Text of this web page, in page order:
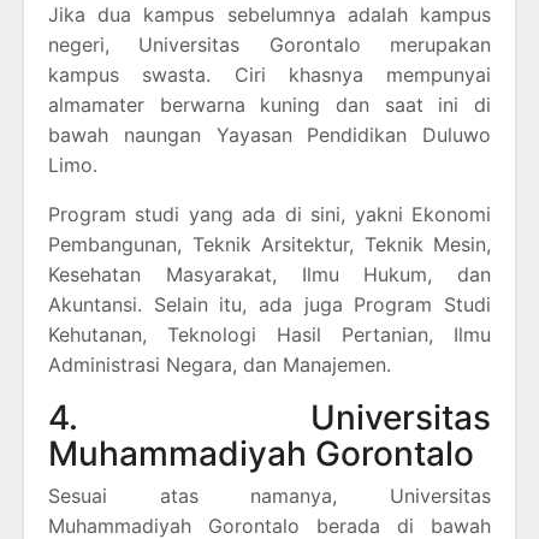
Jika dua kampus sebelumnya adalah kampus
negeri, Universitas Gorontalo merupakan
kampus swasta. Ciri khasnya mempunyai
almamater berwarna kuning dan saat ini di
bawah naungan Yayasan Pendidikan Duluwo
Limo.
Program studi yang ada di sini, yakni Ekonomi
Pembangunan, Teknik Arsitektur, Teknik Mesin,
Kesehatan Masyarakat, Ilmu Hukum, dan
Akuntansi. Selain itu, ada juga Program Studi
Kehutanan, Teknologi Hasil Pertanian, Ilmu
Administrasi Negara, dan Manajemen.
4. Universitas
Muhammadiyah Gorontalo
Sesuai atas namanya, Universitas
Muhammadiyah Gorontalo berada di bawah